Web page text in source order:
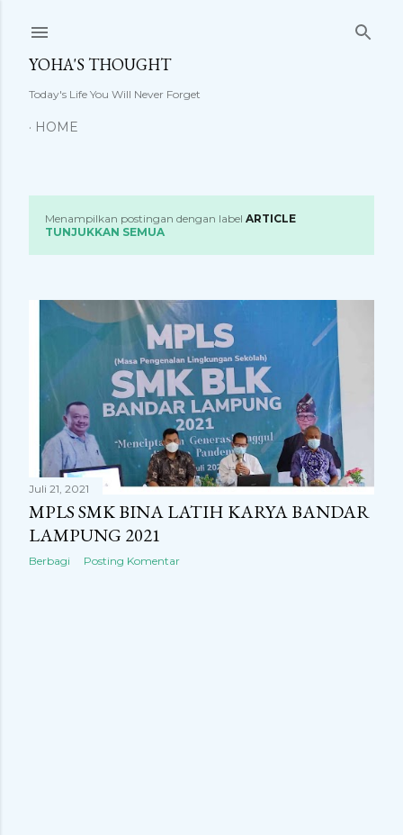
YOHA'S THOUGHT
Today's Life You Will Never Forget
HOME
n
g
a
n
Menampilkan postingan dengan label ARTICLE
TUNJUKKAN SEMUA
Juli 21, 2021
MPLS SMK BINA LATIH KARYA BANDAR
LAMPUNG 2021
Berbagi Posting Komentar